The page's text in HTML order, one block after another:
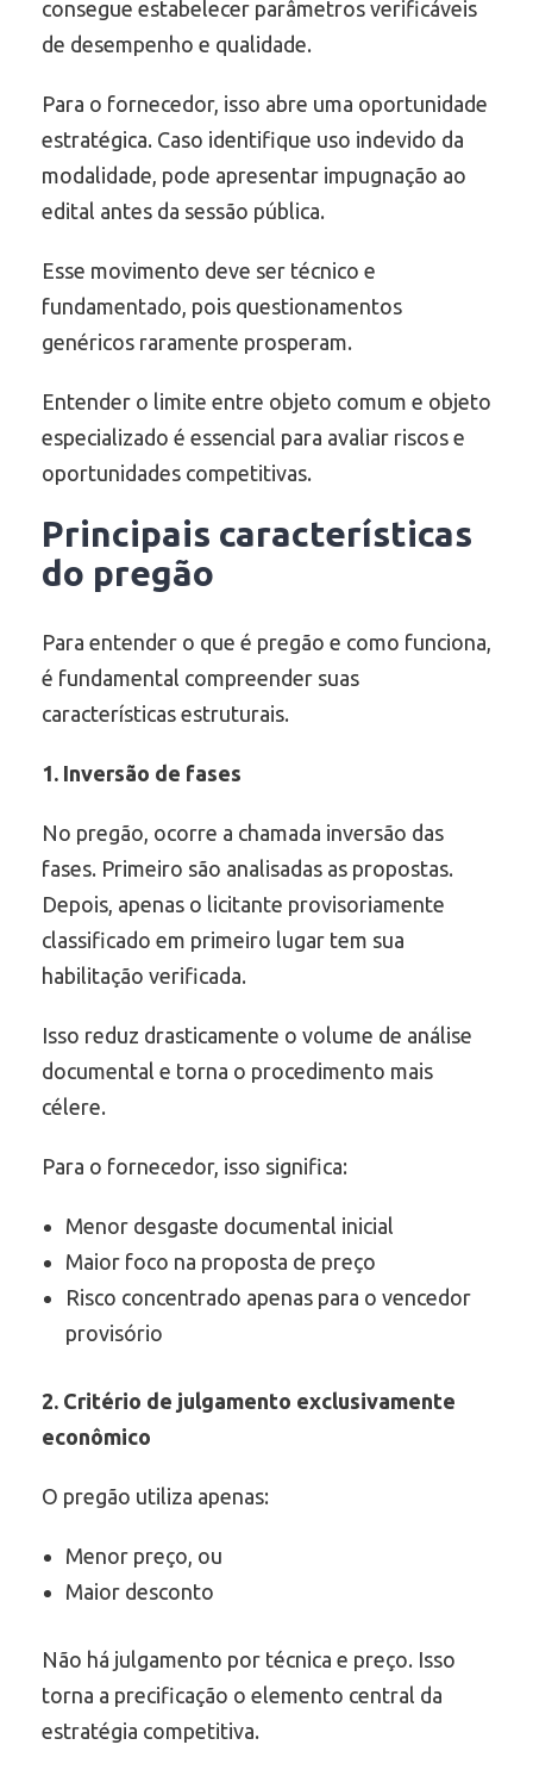
consegue estabelecer parâmetros verificáveis
de desempenho e qualidade.
Para o fornecedor, isso abre uma oportunidade
estratégica. Caso identifique uso indevido da
modalidade, pode apresentar impugnação ao
edital antes da sessão pública.
Esse movimento deve ser técnico e
fundamentado, pois questionamentos
genéricos raramente prosperam.
Entender o limite entre objeto comum e objeto
especializado é essencial para avaliar riscos e
oportunidades competitivas.
Principais características
do pregão
Para entender o que é pregão e como funciona,
é fundamental compreender suas
características estruturais.
1. Inversão de fases
No pregão, ocorre a chamada inversão das
fases. Primeiro são analisadas as propostas.
Depois, apenas o licitante provisoriamente
classificado em primeiro lugar tem sua
habilitação verificada.
Isso reduz drasticamente o volume de análise
documental e torna o procedimento mais
célere.
Para o fornecedor, isso significa:
Menor desgaste documental inicial
Maior foco na proposta de preço
Risco concentrado apenas para o vencedor
provisório
2. Critério de julgamento exclusivamente
econômico
O pregão utiliza apenas:
Menor preço, ou
Maior desconto
Não há julgamento por técnica e preço. Isso
torna a precificação o elemento central da
estratégia competitiva.